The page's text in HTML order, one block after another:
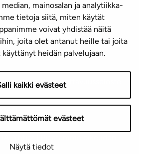
mainosalan ja analytiikka-
tietoja siitä, miten käytät
voivat yhdistää näitä
joita olet antanut heille tai joita
heidän palvelujaan.
kaikki evästeet
evästeet
Näytä tiedot
Mediapankki
Saavutettavuusseloste